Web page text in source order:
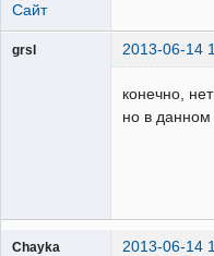
Сайт
grsl 2013-06-14
конечно,
но в данном
Chayka 2013-06-14